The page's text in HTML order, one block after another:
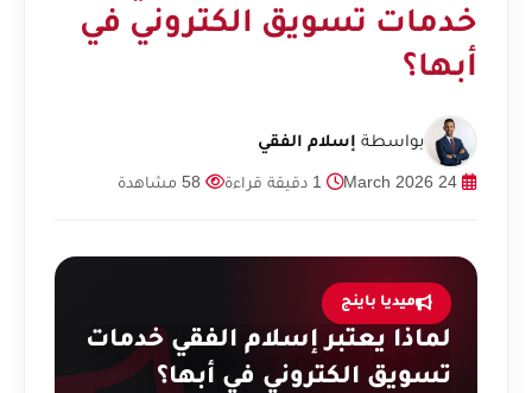
خدمات تسويق الكتروني في
أبها؟
بواسطة إسلام الفقي
ميديا باينج
لماذا يعتبر إسلام الفقي خدمات
تسويق الكتروني في أبها؟